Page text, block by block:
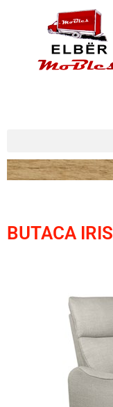
BUTACA IRIS